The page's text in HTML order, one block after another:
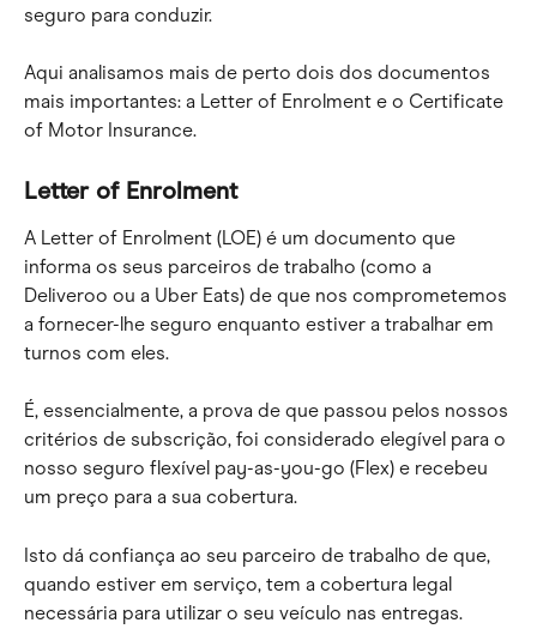
seguro para conduzir.
Aqui analisamos mais de perto dois dos documentos
mais importantes: a Letter of Enrolment e o Certificate
of Motor Insurance.
Letter of Enrolment
A Letter of Enrolment (LOE) é um documento que
informa os seus parceiros de trabalho (como a
Deliveroo ou a Uber Eats) de que nos comprometemos
a fornecer-lhe seguro enquanto estiver a trabalhar em
turnos com eles.
É, essencialmente, a prova de que passou pelos nossos
critérios de subscrição, foi considerado elegível para o
nosso seguro flexível pay-as-you-go (Flex) e recebeu
um preço para a sua cobertura.
Isto dá confiança ao seu parceiro de trabalho de que,
quando estiver em serviço, tem a cobertura legal
necessária para utilizar o seu veículo nas entregas.